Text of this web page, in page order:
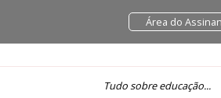
Área do